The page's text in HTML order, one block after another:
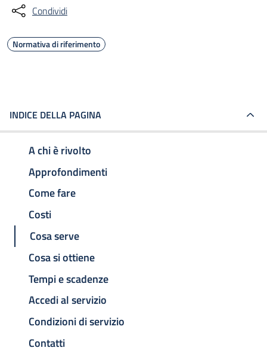
Condividi
Normativa di riferimento
INDICE DELLA PAGINA
A chi è rivolto
Approfondimenti
Come fare
Costi
Cosa serve
Cosa si ottiene
Tempi e scadenze
Accedi al servizio
Condizioni di servizio
Contatti